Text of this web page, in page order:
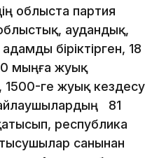
облыста партия
аудандық,
біріктірген, 18
мыңға жуық
ге жуық кездесу
81
республика
санынан